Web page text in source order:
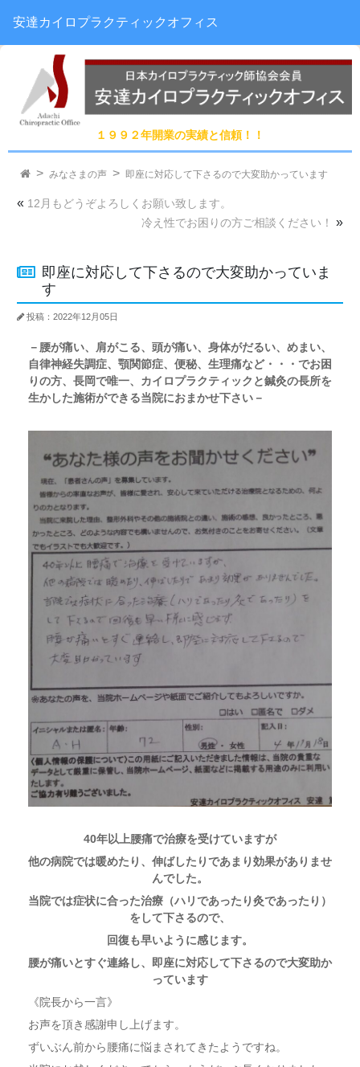
１９９２年開業の実績と信頼！！
安達カイロプラクティックオフィス
みなさまの声 即座に対応して下さるので大変助かっています
« 12月もどうぞよろしくお願い致します。
冷え性でお困りの方ご相談ください！
»
即座に対応して下さるので大変助かっていま
す
投稿：2022年12月05日
－腰が痛い、肩がこる、頭が痛い、身体がだるい、めまい、
自律神経失調症、顎関節症、便秘、生理痛など・・・でお困
りの方、長岡で唯一、カイロプラクティックと鍼灸の長所を
生かした施術ができる当院におまかせ下さい－
40年以上腰痛で治療を受けていますが
他の病院では暖めたり、伸ばしたりであまり効果がありませ
んでした。
当院では症状に合った治療（ハリであったり灸であったり）
をして下さるので、
回復も早いように感じます。
腰が痛いとすぐ連絡し、即座に対応して下さるので大変助か
っています
《院長から一言》
お声を頂き感謝申し上げます。
ずいぶん前から腰痛に悩まされてきたようですね。